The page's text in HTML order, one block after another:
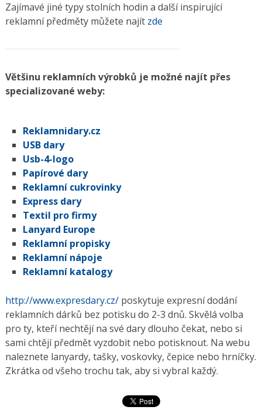
Zajímavé jiné typy stolních hodin a další inspirující
reklamní předměty můžete najít zde
Většinu reklamních výrobků je možné najít přes
specializované weby:
Reklamnidary.cz
USB dary
Usb-4-logo
Papírové dary
Reklamní cukrovinky
Express dary
Textil pro firmy
Lanyard Europe
Reklamní propisky
Reklamní nápoje
Reklamní katalogy
http://www.expresdary.cz/poskytuje expresní dodání
reklamních dárků bez potisku do 2-3 dnů. Skvělá volba
pro ty, kteří nechtějí na své dary dlouho čekat, nebo si
sami chtějí předmět vyzdobit nebo potisknout. Na webu
naleznete lanyardy, tašky, voskovky, čepice nebo hrníčky.
Zkrátka od všeho trochu tak, aby si vybral každý.